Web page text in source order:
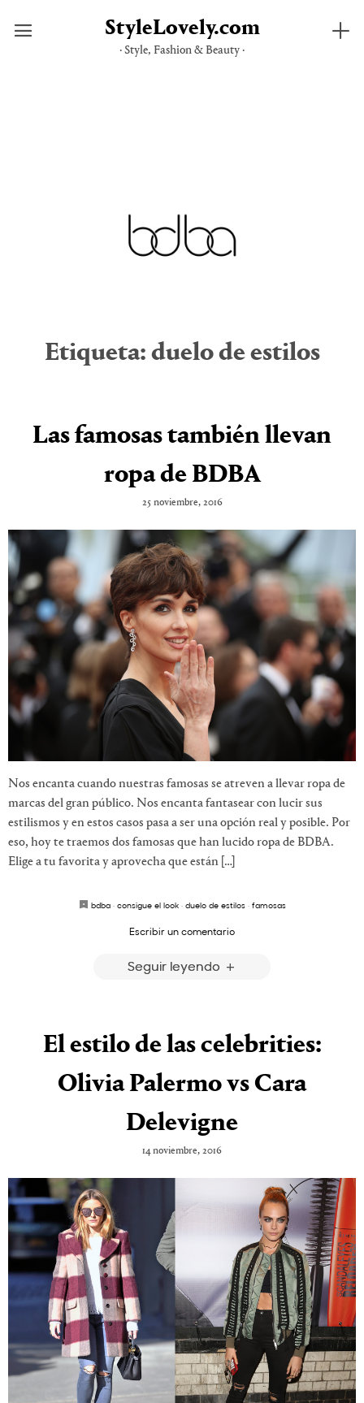
StyleLovely.com
· Style, Fashion & Beauty ·
Etiqueta: duelo de estilos
Las famosas también llevan
ropa de BDBA
25 noviembre, 2016
Nos encanta cuando nuestras famosas se atreven a llevar ropa de
marcas del gran público. Nos encanta fantasear con lucir sus
estilismos y en estos casos pasa a ser una opción real y posible. Por
eso, hoy te traemos dos famosas que han lucido ropa de BDBA.
Elige a tu favorita y aprovecha que están […]
bdba· consigue el look· duelo de estilos· famosas
Escribir un comentario
Seguir leyendo
El estilo de las celebrities:
Olivia Palermo vs Cara
Delevigne
14 noviembre, 2016